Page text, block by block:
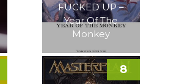
FUCKED UP –
Year Of The
Monkey
8